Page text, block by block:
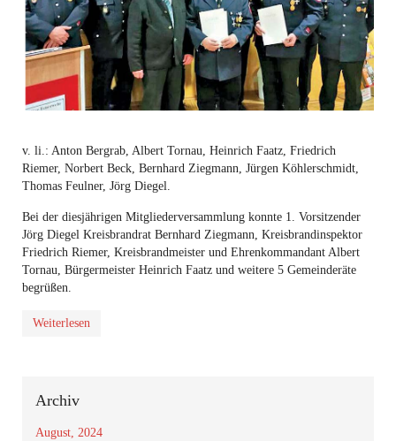
v. li.: Anton Bergrab, Albert Tornau, Heinrich Faatz, Friedrich
Riemer, Norbert Beck, Bernhard Ziegmann, Jürgen Köhlerschmidt,
Thomas Feulner, Jörg Diegel.
Bei der diesjährigen Mitgliederversammlung konnte 1. Vorsitzender
Jörg Diegel Kreisbrandrat Bernhard Ziegmann, Kreisbrandinspektor
Friedrich Riemer, Kreisbrandmeister und Ehrenkommandant Albert
Tornau, Bürgermeister Heinrich Faatz und weitere 5 Gemeinderäte
begrüßen.
Weiterlesen
Archiv
August, 2024